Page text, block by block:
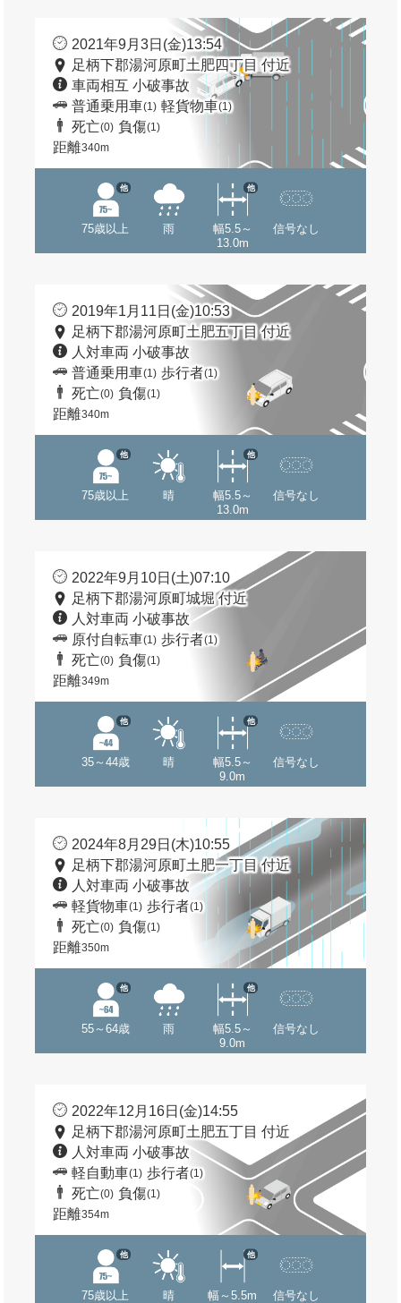
2021年9月3日(金)13:54
足柄下郡湯河原町土肥四丁目 付近
車両相互 小破事故
普通乗用車(1) 軽貨物車(1)
死亡(0) 負傷(1)
距離340m
75歳以上
他
雨
幅5.5～
13.0m
他
信号なし
2019年1月11日(金)10:53
足柄下郡湯河原町土肥五丁目 付近
人対車両 小破事故
普通乗用車(1) 歩行者(1)
死亡(0) 負傷(1)
距離340m
75歳以上
他
晴
幅5.5～
13.0m
他
信号なし
2022年9月10日(土)07:10
足柄下郡湯河原町城堀 付近
人対車両 小破事故
原付自転車(1) 歩行者(1)
死亡(0) 負傷(1)
距離349m
35～44歳
他
晴
幅5.5～
9.0m
他
信号なし
2024年8月29日(木)10:55
足柄下郡湯河原町土肥一丁目 付近
人対車両 小破事故
軽貨物車(1) 歩行者(1)
死亡(0) 負傷(1)
距離350m
55～64歳
他
雨
幅5.5～
9.0m
他
信号なし
2022年12月16日(金)14:55
足柄下郡湯河原町土肥五丁目 付近
人対車両 小破事故
軽自動車(1) 歩行者(1)
死亡(0) 負傷(1)
距離354m
75歳以上
他
晴 幅～5.5m
他
信号なし